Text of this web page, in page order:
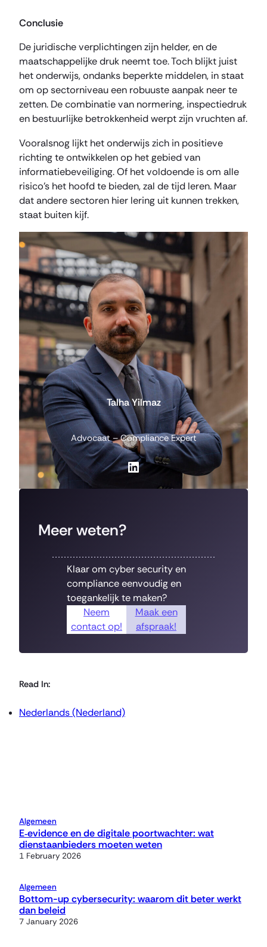
Conclusie
De juridische verplichtingen zijn helder, en de
maatschappelijke druk neemt toe. Toch blijkt juist
het onderwijs, ondanks beperkte middelen, in staat
om op sectorniveau een robuuste aanpak neer te
zetten. De combinatie van normering, inspectiedruk
en bestuurlijke betrokkenheid werpt zijn vruchten af.
Vooralsnog lijkt het onderwijs zich in positieve
richting te ontwikkelen op het gebied van
informatiebeveiliging. Of het voldoende is om alle
risico’s het hoofd te bieden, zal de tijd leren. Maar
dat andere sectoren hier lering uit kunnen trekken,
staat buiten kijf.
Talha Yilmaz
Advocaat – Compliance Expert
LinkedIn
Meer weten?
Klaar om cyber security en
compliance eenvoudig en
toegankelijk te maken?
Neem
contact op!
Maak een
afspraak!
Read In:
Nederlands (Nederland)
Algemeen
E‑evidence en de digitale poortwachter: wat
dienstaanbieders moeten weten
1 February 2026
Algemeen
Bottom-up cybersecurity: waarom dit beter werkt
dan beleid
7 January 2026